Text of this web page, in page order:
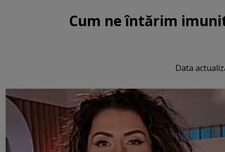
Cum ne întărim
Data